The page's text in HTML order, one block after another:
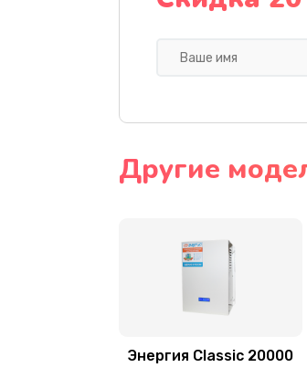
Другие
Энергия Classic 20000